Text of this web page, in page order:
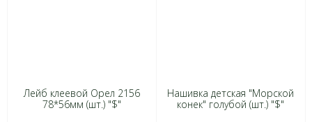
Лейб клеевой Орел 2156
78*56мм (шт.) "$"
Нашивка детская "Морской
конек" голубой (шт.) "$"